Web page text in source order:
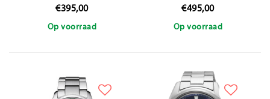
40mm
€395,00
Op voorraad
€495,00
Op voorraad